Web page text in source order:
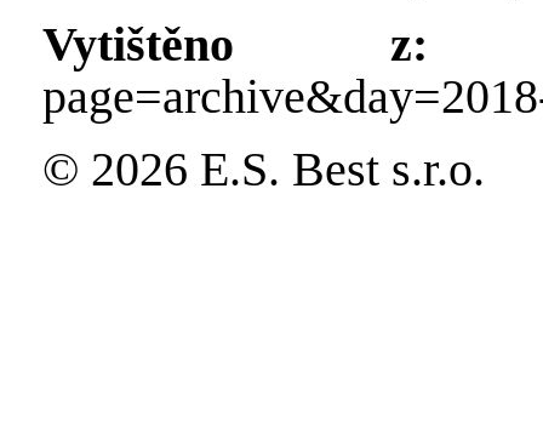
Vytištěno z:
© 2026 E.S. Best s.r.o.